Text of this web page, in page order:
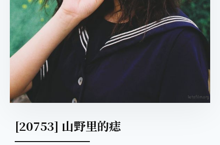
[20753] 山野里的痣